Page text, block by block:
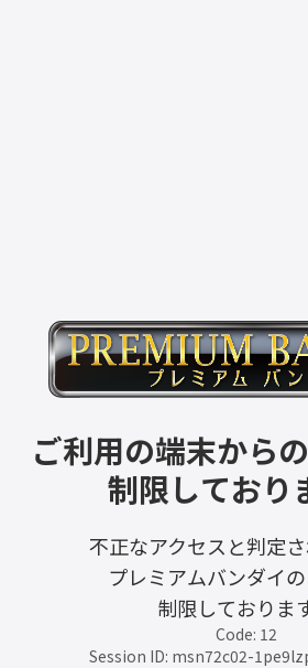
ご利用の端末から
制限しており
不正なアクセスと判定さ
プレミアムバンダイ
制限しておりま
Code: 12
Session ID: msn72c02-